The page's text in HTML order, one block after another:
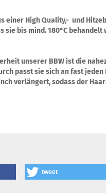
einer High Quality,- und
sie bis mind. 180°C behandelt
unserer BBW ist die
passt sie sich an fast jeden
verlängert, sodass der
tweet